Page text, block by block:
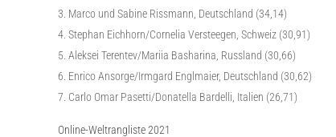
Marco und Sabine Rissmann, Deutschland (34,14)
Stephan Eichhorn/Cornelia Versteegen, Schweiz (30,91)
Aleksei Terentev/Mariia Basharina, Russland (30,66)
Enrico Ansorge/Irmgard Englmaier, Deutschland (30,62)
Carlo Omar Pasetti/Donatella Bardelli, Italien (26,71)
Online-Weltrangliste 2021